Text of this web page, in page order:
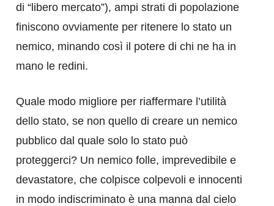
di “libero mercato”), ampi strati di popolazione
finiscono ovviamente per ritenere lo stato un
nemico, minando così il potere di chi ne ha in
mano le redini.
Quale modo migliore per riaffermare l’utilità
dello stato, se non quello di creare un nemico
pubblico dal quale solo lo stato può
proteggerci? Un nemico folle, imprevedibile e
devastatore, che colpisce colpevoli e innocenti
in modo indiscriminato è una manna dal cielo